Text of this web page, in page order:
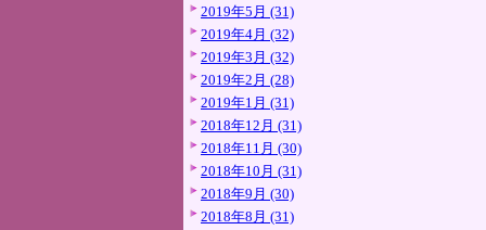
2019年5月 (31)
2019年4月 (32)
2019年3月 (32)
2019年2月 (28)
2019年1月 (31)
2018年12月 (31)
2018年11月 (30)
2018年10月 (31)
2018年9月 (30)
2018年8月 (31)